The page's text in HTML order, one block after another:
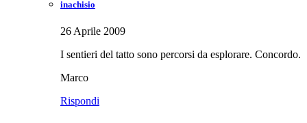
inachisio
26 Aprile 2009
I sentieri del tatto sono percorsi da esplorare. Concordo.
Marco
Rispondi